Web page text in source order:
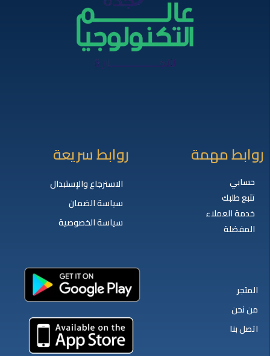
روابط مهمة
حسابي
تتبع طلبك
خدمة العملاء
المفضلة
روابط سريعة
الاسترجاع والإستبدال
سياسة الضمان
سياسة الخصوصية
المتجر
من نحن
اتصل بنا